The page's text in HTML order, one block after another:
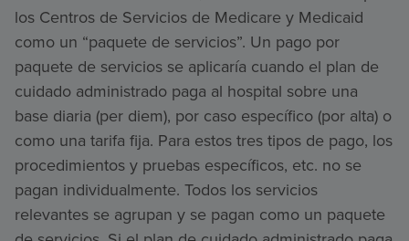
los Centros de Servicios de Medicare y Medicaid
como un “paquete de servicios”. Un pago por
paquete de servicios se aplicaría cuando el plan de
cuidado administrado paga al hospital sobre una
base diaria (per diem), por caso específico (por alta) o
como una tarifa fija. Para estos tres tipos de pago, los
procedimientos y pruebas específicos, etc. no se
pagan individualmente. Todos los servicios
relevantes se agrupan y se pagan como un paquete